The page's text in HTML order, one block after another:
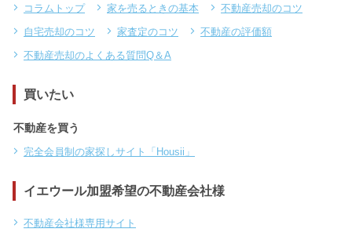
コラムトップ 家を売るときの基本
不動産売却のコツ
自宅売却のコツ
家査定のコツ
不動産の評価額
不動産売却のよくある質問Q＆A
買いたい
不動産を買う
完全会員制の家探しサイト「Housii」
イエウール加盟希望の不動産会社様
不動産会社様専用サイト